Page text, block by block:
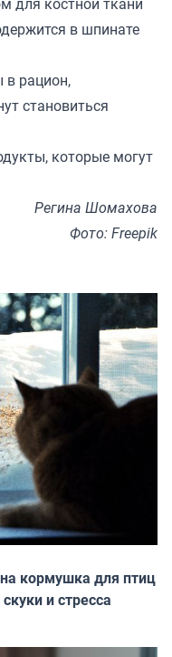
в шпинате
в рацион,
становиться
которые могут
Регина Шомахова
Фото: Freepik
кормушка для птиц
и стресса